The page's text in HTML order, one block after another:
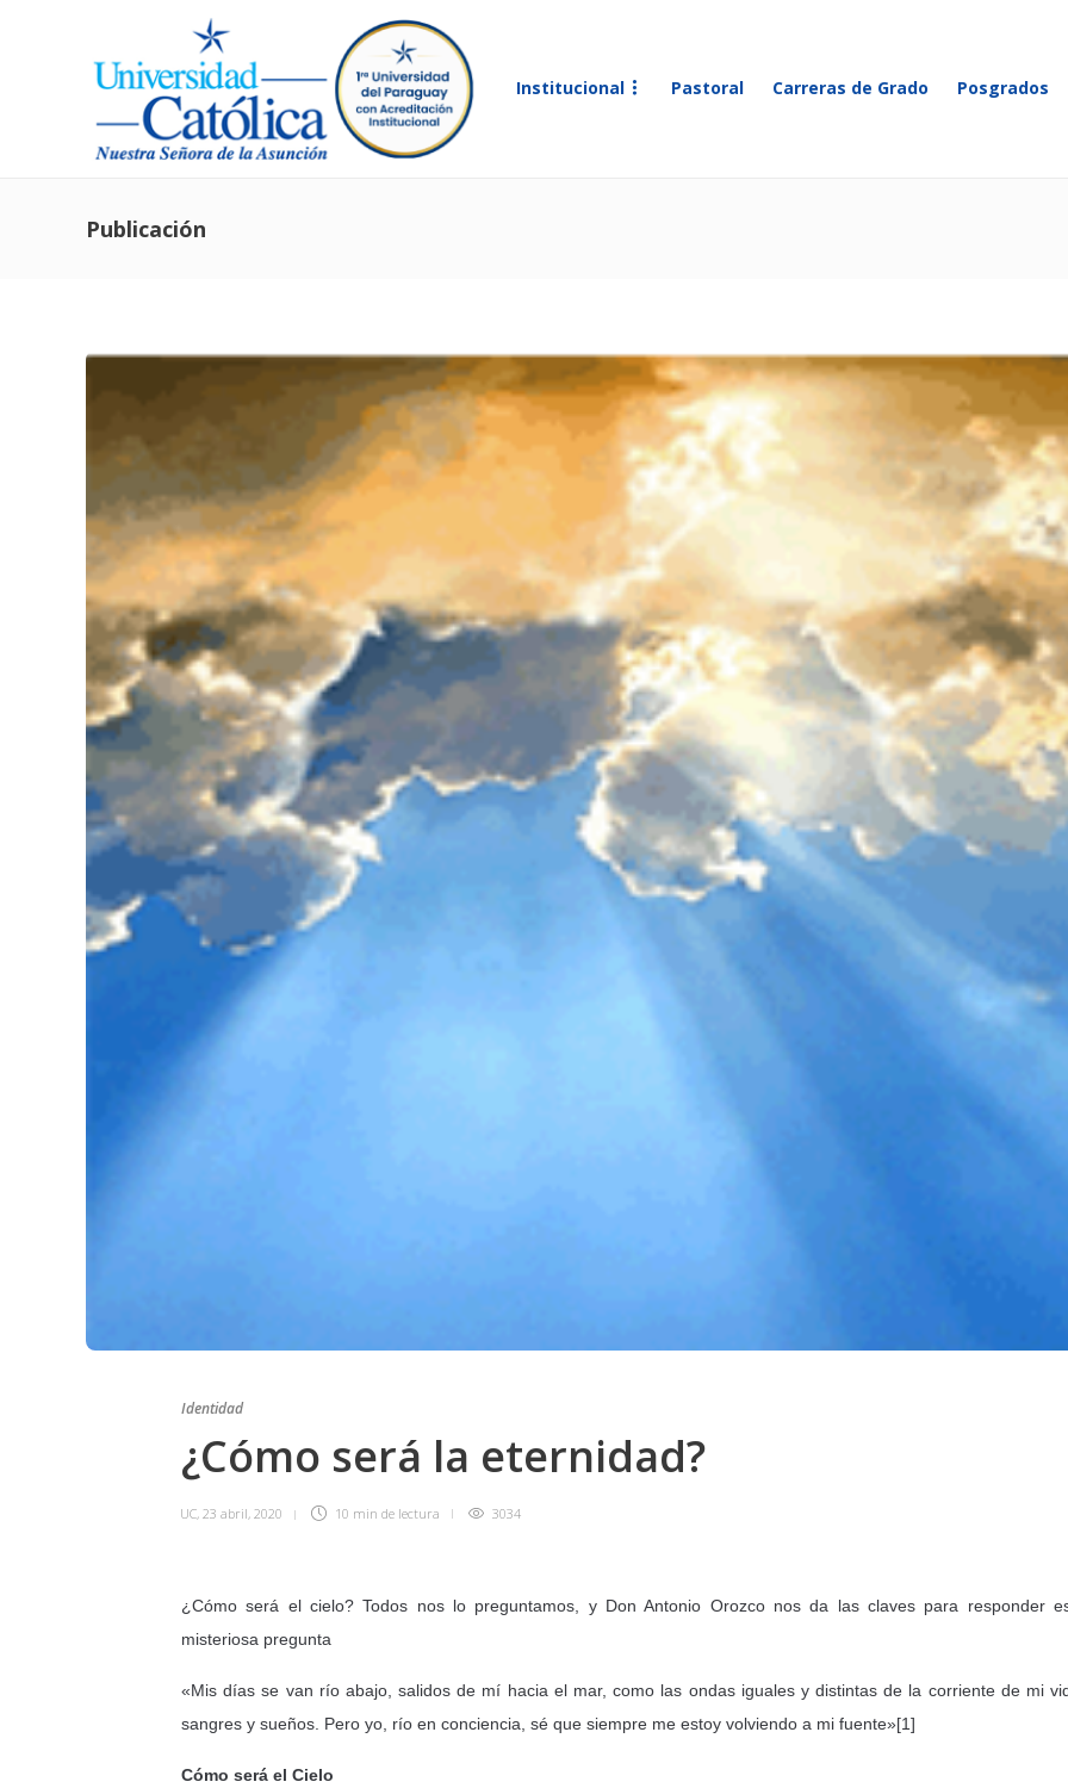
Institucional Pastoral Carreras de Grado Posgrados
Publicación
Identidad
¿Cómo será la eternidad?
UC, 23 abril, 2020 10 min de lectura 3034
¿Cómo será el cielo? Todos nos lo preguntamos, y Don Antonio Orozco nos da las claves para responder
misteriosa pregunta
«Mis días se van río abajo, salidos de mí hacia el mar, como las ondas iguales y distintas de la corriente de mi
sangres y sueños. Pero yo, río en conciencia, sé que siempre me estoy volviendo a mi fuente»[1]
Cómo será el Cielo